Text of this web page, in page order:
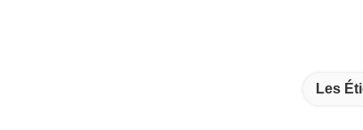
Les